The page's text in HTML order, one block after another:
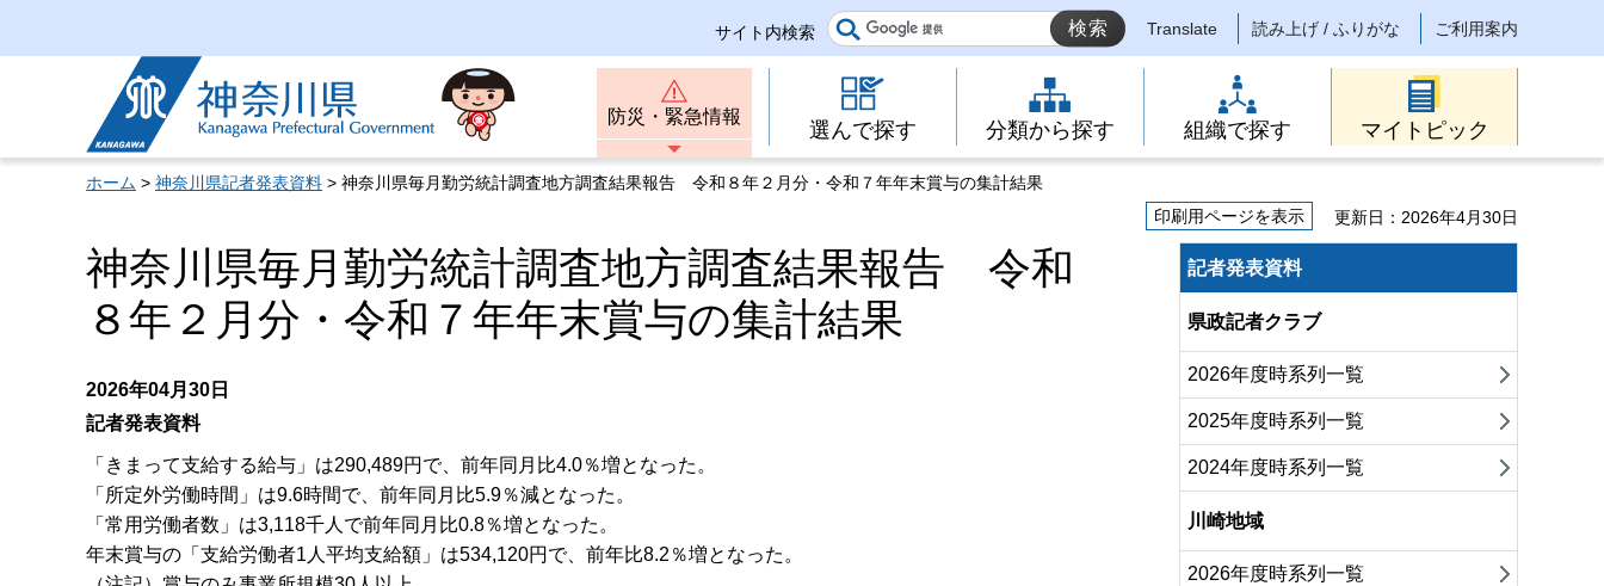
サイト内検索 Translate 読み上げ / ふりがな ご利用案内
神奈川県
防災・緊急情報
選んで探す 分類から探す 組織で探す マイトピック
ホーム > 神奈川県記者発表資料 > 神奈川県毎月勤労統計調査地方調査結果報告 令和８年２月分・令和７年年末賞与の集計結果
印刷用ページを表示
更新日：2026年4月30日
神奈川県毎月勤労統計調査地方調査結果報告 令和
８年２月分・令和７年年末賞与の集計結果
2026年04月30日
記者発表資料
「きまって支給する給与」は290,489円で、前年同月比4.0％増となった。
「所定外労働時間」は9.6時間で、前年同月比5.9％減となった。
「常用労働者数」は3,118千人で前年同月比0.8％増となった。
年末賞与の「支給労働者1人平均支給額」は534,120円で、前年比8.2％増となった。
記者発表資料
県政記者クラブ
2026年度時系列一覧
2025年度時系列一覧
2024年度時系列一覧
川崎地域
2026年度時系列一覧